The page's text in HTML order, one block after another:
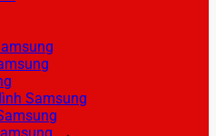
Samsung